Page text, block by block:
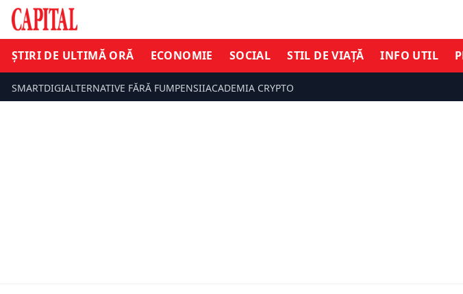
ȘTIRI DE ULTIMĂ ORĂ ECONOMIE SOCIAL STIL DE VIAȚĂ INFO UTIL
SMARTDIGIALTERNATIVE FĂRĂ FUMPENSIIACADEMIA CRYPTO